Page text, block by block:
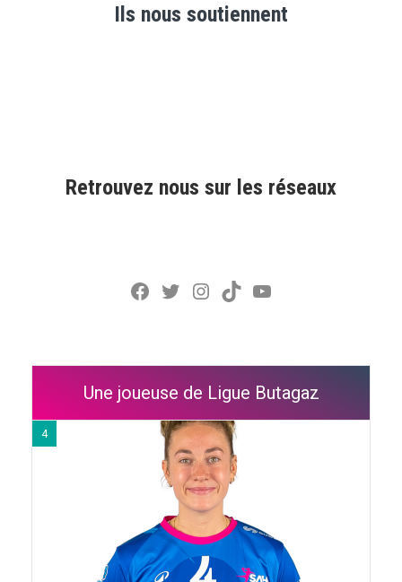
Ils nous soutiennent
Retrouvez nous sur les réseaux
Facebook
Twitter
Instagram
TikTokYouTube
Une joueuse de Ligue Butagaz
4